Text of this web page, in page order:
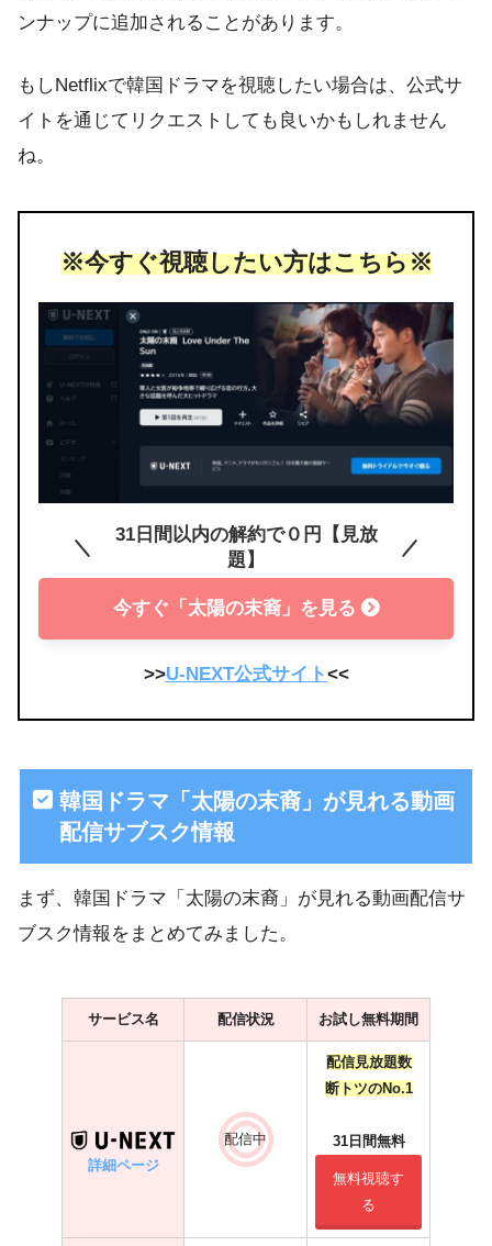
ンナップに追加されることがあります。
もしNetflixで韓国ドラマを視聴したい場合は、公式サ
イトを通じてリクエストしても良いかもしれません
ね。
※今すぐ視聴したい方はこちら※
31日間以内の解約で０円【見放
題】
今すぐ「太陽の末裔」を見る
>>U-NEXT公式サイト<<
韓国ドラマ「太陽の末裔」が見れる動画
配信サブスク情報
まず、韓国ドラマ「太陽の末裔」が見れる動画配信サ
ブスク情報をまとめてみました。
サービス名 配信状況 お試し無料期間
詳細ページ
配信中
配信見放題数
断トツのNo.1
31日間無料
無料視聴す
る